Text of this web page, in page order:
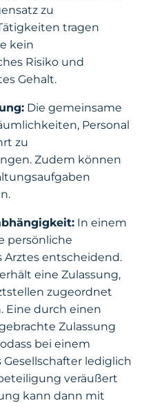
zu
tragen
kein
Risiko und
Gehalt.
Die gemeinsame
Personal
zu
Zudem können
In einem
persönliche
Arztes entscheidend.
eine Zulassung,
zugeordnet
Eine durch einen
Zulassung
bei einem
Gesellschafter lediglich
veräußert
kann dann mit